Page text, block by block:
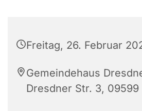
Freitag, 26. Februar
Gemeindehaus
Dresdner Str. 3, 09599